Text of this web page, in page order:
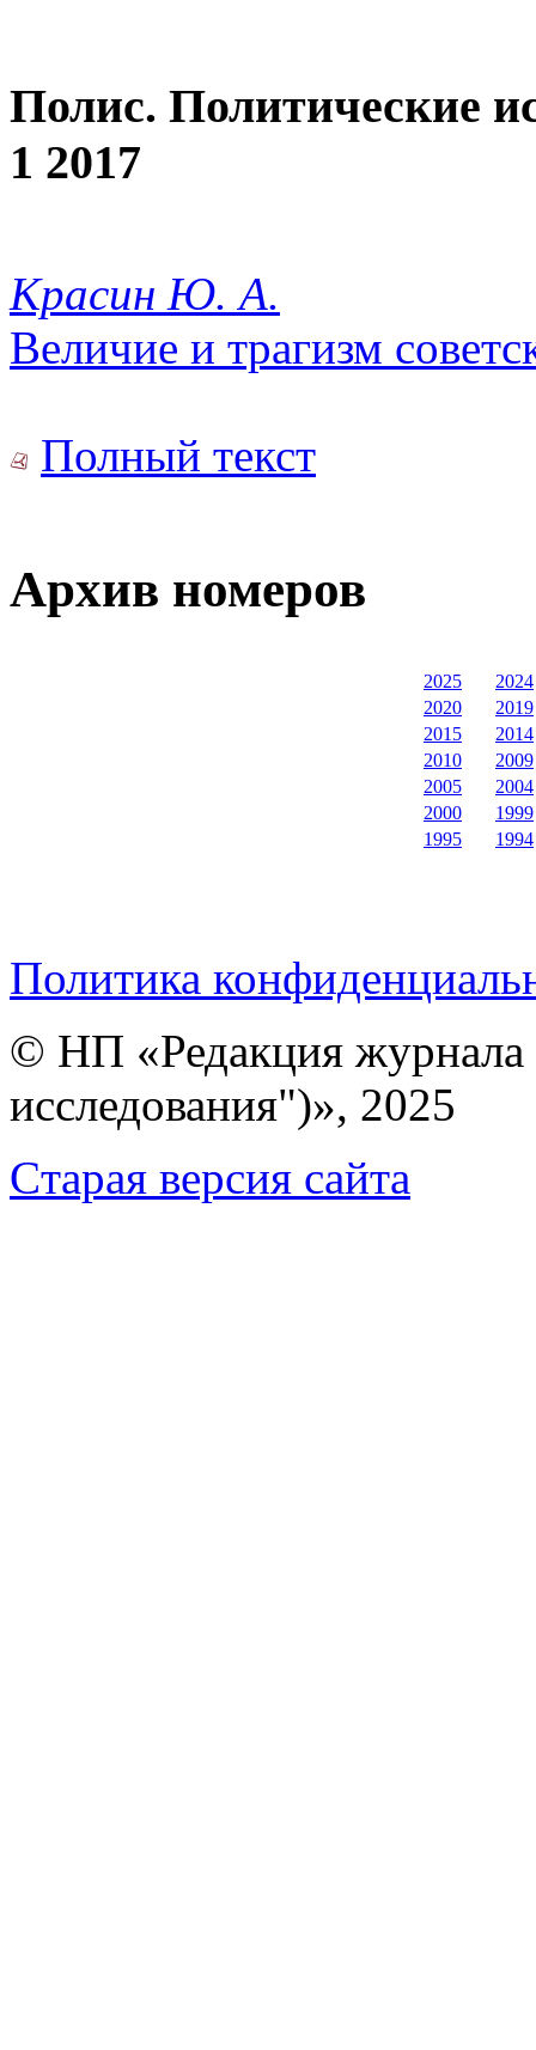
Полис. Политические
1 2017
Красин Ю. А.
Величие и трагизм
Полный текст
Архив номеров
2025
2024
2020
2019
2015
2014
2010
2009
2005
2004
2000
1999
1995
1994
Политика
© НП «Редакция
исследования")», 2025
Cтарая версия сайта